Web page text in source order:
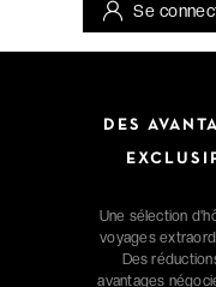
Se
DES
Une sélection
voyages
Des
avantages